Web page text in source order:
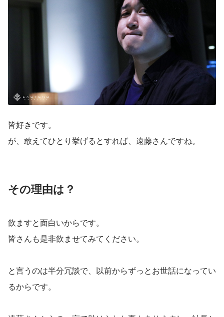
皆好きです。
が、敢えてひとり挙げるとすれば、遠藤さんですね。
その理由は？
飲ますと面白いからです。
皆さんも是非飲ませてみてください。
と言うのは半分冗談で、以前からずっとお世話になってい
るからです。